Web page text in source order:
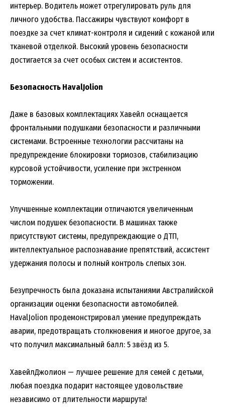
интерьер. Водитель может отрегулировать руль для
личного удобства. Пассажиры чувствуют комфорт в
поездке за счет климат-контроля и сидений с кожаной или
тканевой отделкой. Высокий уровень безопасности
достигается за счет особых систем и ассистентов.
Безопасность HavalJolion
Даже в базовых комплектациях Хавейл оснащается
фронтальными подушками безопасности и различными
системами. Встроенные технологии рассчитаны на
предупреждение блокировки тормозов, стабилизацию
курсовой устойчивости, усиление при экстренном
торможении.
Улучшенные комплектации отличаются увеличенным
числом подушек безопасности. В машинах также
присутствуют системы, предупреждающие о ДТП,
интеллектуальное распознавание препятствий, ассистент
удержания полосы и полный контроль слепых зон.
Безупречность была доказана испытаниями Австралийской
организации оценки безопасности автомобилей.
HavalJolion продемонстрировал умение предупреждать
аварии, предотвращать столкновения и многое другое, за
что получил максимальный балл: 5 звёзд из 5.
ХавейлДжолион — лучшее решение для семей с детьми,
любая поездка подарит настоящее удовольствие
независимо от длительности маршрута!